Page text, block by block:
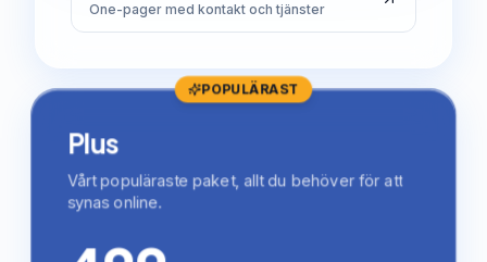
One-pager med kontakt och tjänster
POPULÄRAST
Plus
Vårt populäraste paket, allt du behöver för att
synas online.